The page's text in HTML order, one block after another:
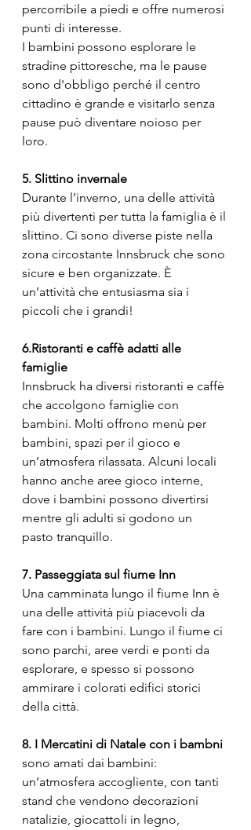
percorribile a piedi e offre numerosi
punti di interesse.
I bambini possono esplorare le
stradine pittoresche, ma le pause
sono d'obbligo perché il centro
cittadino è grande e visitarlo senza
pause può diventare noioso per
loro.
5. Slittino invernale
Durante l’inverno, una delle attività
più divertenti per tutta la famiglia è il
slittino. Ci sono diverse piste nella
zona circostante Innsbruck che sono
sicure e ben organizzate. È
un’attività che entusiasma sia i
piccoli che i grandi!
6.Ristoranti e caffè adatti alle
famiglie
Innsbruck ha diversi ristoranti e caffè
che accolgono famiglie con
bambini. Molti offrono menù per
bambini, spazi per il gioco e
un’atmosfera rilassata. Alcuni locali
hanno anche aree gioco interne,
dove i bambini possono divertirsi
mentre gli adulti si godono un
pasto tranquillo.
7. Passeggiata sul fiume Inn
Una camminata lungo il fiume Inn è
una delle attività più piacevoli da
fare con i bambini. Lungo il fiume ci
sono parchi, aree verdi e ponti da
esplorare, e spesso si possono
ammirare i colorati edifici storici
della città.
8. I Mercatini di Natale con i bambni
sono amati dai bambini:
un’atmosfera accogliente, con tanti
stand che vendono decorazioni
natalizie, giocattoli in legno,